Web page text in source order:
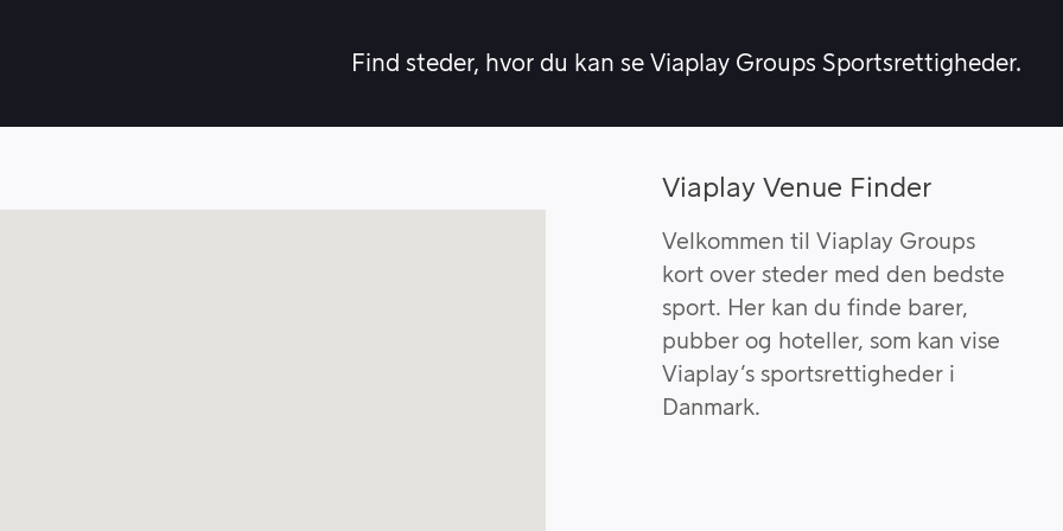
Find steder, hvor du kan se Viaplay Groups Sportsrettigheder.
Viaplay Venue Finder
Velkommen til Viaplay Groups
kort over steder med den bedste
sport. Her kan du finde barer,
pubber og hoteller, som kan vise
Viaplay’s sportsrettigheder i
Danmark.